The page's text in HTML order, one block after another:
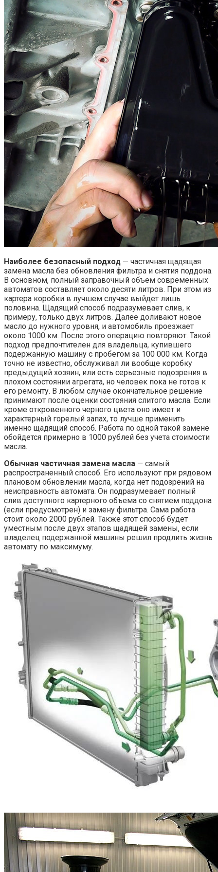
Наиболее безопасный подход — частичная щадящая
замена масла без обновления фильтра и снятия поддона.
В основном, полный заправочный объем современных
автоматов составляет около десяти литров. При этом из
картера коробки в лучшем случае выйдет лишь
половина. Щадящий способ подразумевает слив, к
примеру, только двух литров. Далее доливают новое
масло до нужного уровня, и автомобиль проезжает
около 1000 км. После этого операцию повторяют. Такой
подход предпочтителен для владельца, купившего
подержанную машину с пробегом за 100 000 км. Когда
точно не известно, обслуживал ли вообще коробку
предыдущий хозяин, или есть серьезные подозрения в
плохом состоянии агрегата, но человек пока не готов к
его ремонту. В любом случае окончательное решение
принимают после оценки состояния слитого масла. Если
кроме откровенного черного цвета оно имеет и
характерный горелый запах, то лучше применить
именно щадящий способ. Работа по одной такой замене
обойдется примерно в 1000 рублей без учета стоимости
масла.
Обычная частичная замена масла — самый
распространенный способ. Его используют при рядовом
плановом обновлении масла, когда нет подозрений на
неисправность автомата. Он подразумевает полный
слив доступного картерного объема со снятием поддона
(если предусмотрен) и замену фильтра. Сама работа
стоит около 2000 рублей. Также этот способ будет
уместным после двух этапов щадящей замены, если
владелец подержанной машины решил продлить жизнь
автомату по максимуму.